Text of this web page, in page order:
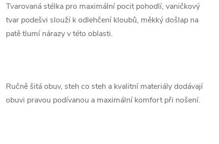
Tvarovaná stélka pro maximální pocit pohodlí, vaničkový
tvar podešvi slouží k odlehčení kloubů, měkký došlap na
patě tlumí nárazy v této oblasti.
Ručně šitá obuv, steh co steh a kvalitní materiály dodávají
obuvi pravou podívanou a maximální komfort při nošení.